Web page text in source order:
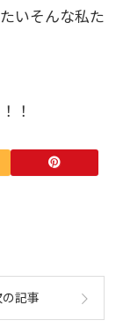
いそんな私た
！
記事